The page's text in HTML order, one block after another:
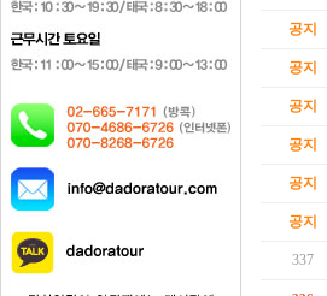
공지
공지
공지
공지
공지
공지
337